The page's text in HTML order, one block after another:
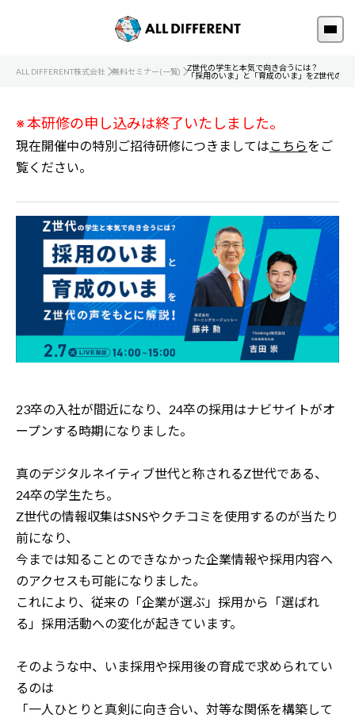
ALL DIFFERENT株式会社 無料セミナー(一覧)
Z世代の学生と本気で向き合うには？
「採用のいま」と「育成のいま」をZ世代の声
※ 本研修の申し込みは終了いたしました。
現在開催中の特別ご招待研修につきましてはこちらをご
覧ください。
23卒の入社が間近になり、24卒の採用はナビサイトがオ
ープンする時期になりました。
真のデジタルネイティブ世代と称されるZ世代である、
24卒の学生たち。
Z世代の情報収集はSNSやクチコミを使用するのが当たり
前になり、
今までは知ることのできなかった企業情報や採用内容へ
のアクセスも可能になりました。
これにより、従来の「企業が選ぶ」採用から「選ばれ
る」採用活動への変化が起きています。
そのような中、いま採用や採用後の育成で求められてい
るのは
「一人ひとりと真剣に向き合い、対等な関係を構築して